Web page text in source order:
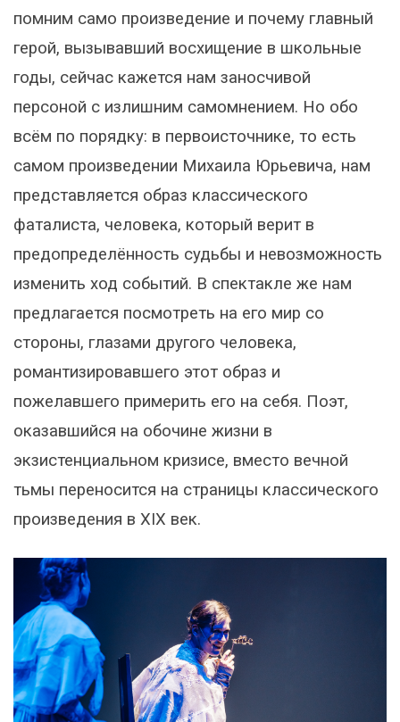
помним само произведение и почему главный
герой, вызывавший восхищение в школьные
годы, сейчас кажется нам заносчивой
персоной с излишним самомнением. Но обо
всём по порядку: в первоисточнике, то есть
самом произведении Михаила Юрьевича, нам
представляется образ классического
фаталиста, человека, который верит в
предопределённость судьбы и невозможность
изменить ход событий. В спектакле же нам
предлагается посмотреть на его мир со
стороны, глазами другого человека,
романтизировавшего этот образ и
пожелавшего примерить его на себя. Поэт,
оказавшийся на обочине жизни в
экзистенциальном кризисе, вместо вечной
тьмы переносится на страницы классического
произведения в XIX век.